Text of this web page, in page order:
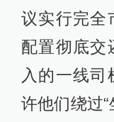
议实行完全
配置彻底交
入的一线
许他们绕过“